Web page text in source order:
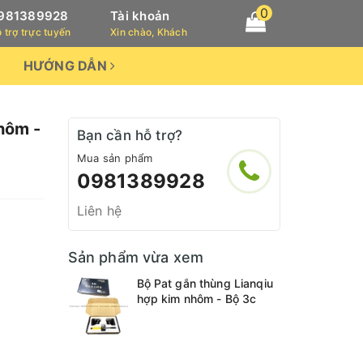
trợ trực tuyến
Tài khoản
Xin chào, Khách
0
HƯỚNG DẪN
-
Bạn cần hỗ trợ?
Mua sản phẩm
0981389928
Liên hệ
Sản phẩm vừa xem
Bộ Pat gắn thùng Lianqiu
hợp kim nhôm - Bộ 3c